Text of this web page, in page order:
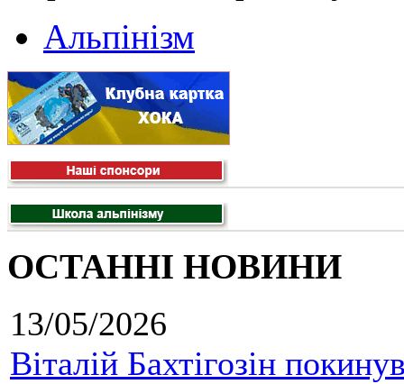
Альпінізм
ОСТАННІ НОВИНИ
13/05/2026
Віталій Бахтігозін